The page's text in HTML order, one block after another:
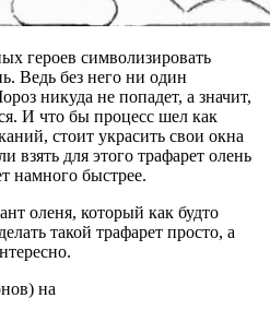
героев символизировать
Ведь без него ни один
никуда не попадет, а значит,
И что бы процесс шел как
стоит украсить свои окна
взять для этого трафарет олень
намного быстрее.
оленя, который как будто
такой трафарет просто, а